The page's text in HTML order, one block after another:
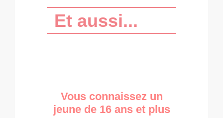
Et aussi...
Vous connaissez un
jeune de 16 ans et plus